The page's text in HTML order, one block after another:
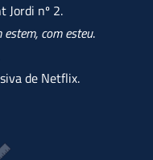
Jordi nº 2.
estem, com esteu.
de Netflix.